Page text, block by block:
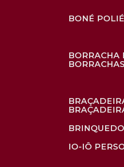
BONÉ
IO-IÔ